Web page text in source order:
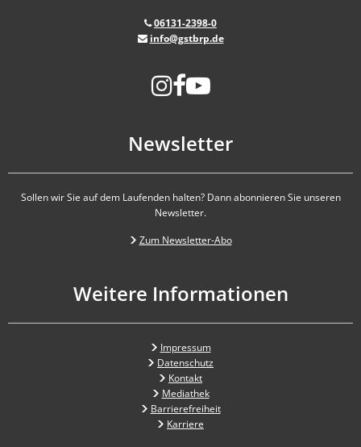
06131-2398-0
info@gstbrp.de
Newsletter
Sollen wir Sie auf dem Laufenden halten? Dann abonnieren Sie unseren
Newsletter.
Zum Newsletter-Abo
Weitere Informationen
Impressum
Datenschutz
Kontakt
Mediathek
Barrierefreiheit
Karriere